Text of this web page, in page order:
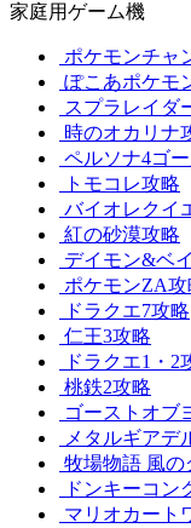
家庭用ゲーム機
ポケモンチャ
ぽこあポケモ
スプラレイダ
時のオカリナ
ペルソナ4ゴ
トモコレ攻略
バイオレクイ
紅の砂漠攻略
デイモン&ベ
ポケモンZA攻
ドラクエ7攻略
仁王3攻略
ドラクエ1・2
桃鉄2攻略
ゴーストオブ
メタルギアデ
牧場物語 風の
ドンキーコン
マリオカート